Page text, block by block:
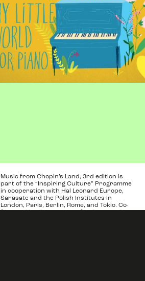
Music from Chopin’s Land, 3rd edition is
part of the “Inspiring Culture” Programme
in cooperation with Hal Leonard Europe,
Sarasate and the Polish Institutes in
London, Paris, Berlin, Rome, and Tokio. Co-